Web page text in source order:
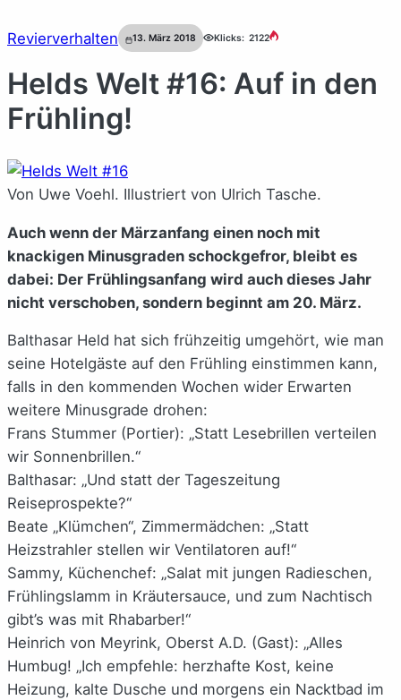
Revierverhalten 13. März 2018 Klicks: 2122
Helds Welt #16: Auf in den
Frühling!
Von Uwe Voehl. Illustriert von Ulrich Tasche.
Auch wenn der Märzanfang einen noch mit
knackigen Minusgraden schockgefror, bleibt es
dabei: Der Frühlingsanfang wird auch dieses Jahr
nicht verschoben, sondern beginnt am 20. März.
Balthasar Held hat sich frühzeitig umgehört, wie man
seine Hotelgäste auf den Frühling einstimmen kann,
falls in den kommenden Wochen wider Erwarten
weitere Minusgrade drohen:
Frans Stummer (Portier): „Statt Lesebrillen verteilen
wir Sonnenbrillen.“
Balthasar: „Und statt der Tageszeitung
Reiseprospekte?“
Beate „Klümchen“, Zimmermädchen: „Statt
Heizstrahler stellen wir Ventilatoren auf!“
Sammy, Küchenchef: „Salat mit jungen Radieschen,
Frühlingslamm in Kräutersauce, und zum Nachtisch
gibt’s was mit Rhabarber!“
Heinrich von Meyrink, Oberst A.D. (Gast): „Alles
Humbug! „Ich empfehle: herzhafte Kost, keine
Heizung, kalte Dusche und morgens ein Nacktbad im